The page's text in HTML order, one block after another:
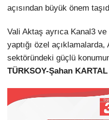
açısından büyük önem
Vali Aktaş ayrıca Kanal3
yaptığı özel
sektöründeki güçlü
TÜRKSOY-Şahan KARTAL
oynatıcı